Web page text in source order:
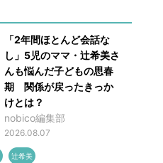
「2年間ほとんど会話な
し」5児のママ・辻希美さ
んも悩んだ子どもの思春
期 関係が戻ったきっか
けとは？
nobico編集部
2026.08.07
辻希美